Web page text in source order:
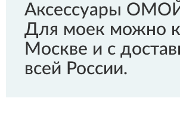
Аксессуары
Для моек можно
Москве и с
всей России.